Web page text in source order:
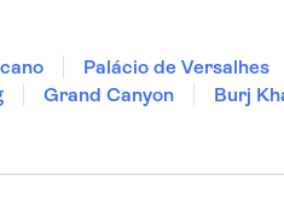
Palácio de Versalhes
Grand Canyon
Burj